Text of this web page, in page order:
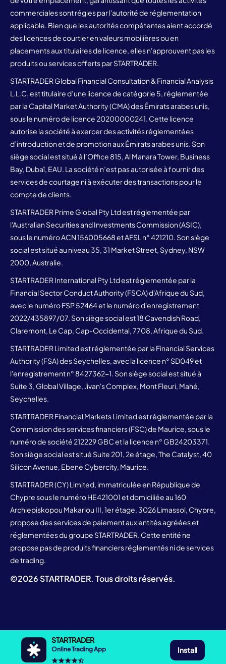
commerciales sont régies par l'autorité de réglementation
applicable. Bien que les autorités compétentes aient accordé
des licences de courtier en valeurs mobilières ou en
placements aux titulaires de licence, elles n'approuvent pas les
produits ou services offerts par STARTRADER.
STARTRADER Global Financial Consultation & Financial Analysis
L.L.C. est titulaire d’une licence de catégorie 5, réglementée
par la Capital Market Authority (CMA) des Émirats arabes unis,
sous le numéro de licence 20200000241. Cette licence
autorise la société à exercer des activités réglementées
d’introduction et de promotion aux Émirats arabes unis. Son
siège social est situé à l’Office 815, Al Manara Tower, Business
Bay, Dubaï, EAU. La société n’est pas autorisée à fournir des
services de courtage ni à exécuter des transactions pour le
compte de clients.
STARTRADER Prime Global Pty Ltd est réglementée par
l'Australian Securities and Investments Commission (ASIC),
sous le numéro ACN 156005668 et AFSL n° 421210. Son siège
social est situé au niveau 35, 31 Market Street, Sydney, NSW
2000, Australie.
STARTRADER International Pty Ltd est réglementée par la
Financial Sector Conduct Authority (FSCA) d'Afrique du Sud,
avec le numéro FSP 52464 et le numéro d'enregistrement
2022/435897/07. Son siège social est 18 Cavendish Road,
Claremont, Le Cap, Cap-Occidental, 7708, Afrique du Sud.
STARTRADER Limited est réglementée par la Financial Services
Authority (FSA) des Seychelles, avec la licence n° SD049 et
l'enregistrement n° 8427362-1. Son siège social est situé à
Suite 3, Global Village, Jivan's Complex, Mont Fleuri, Mahé,
Seychelles.
STARTRADER Financial Markets Limited est réglementée par la
Commission des services financiers (FSC) de Maurice, sous le
numéro de société 212229 GBC et la licence n° GB24203371.
Son siège social est situé Suite 201, 2e étage, The Catalyst, 40
Silicon Avenue, Ebene Cybercity, Maurice.
STARTRADER (CY) Limited, immatriculée en République de
Chypre sous le numéro HE421001 et domiciliée au 160
Archiepiskopou Makariou III, 1er étage, 3026 Limassol, Chypre,
propose des services de paiement aux entités agréées et
réglementées du groupe STARTRADER. Cette entité ne
propose pas de produits financiers réglementés ni de services
de trading.
©2026 STARTRADER. Tous droits réservés.
STARTRADER
Online Trading App Install